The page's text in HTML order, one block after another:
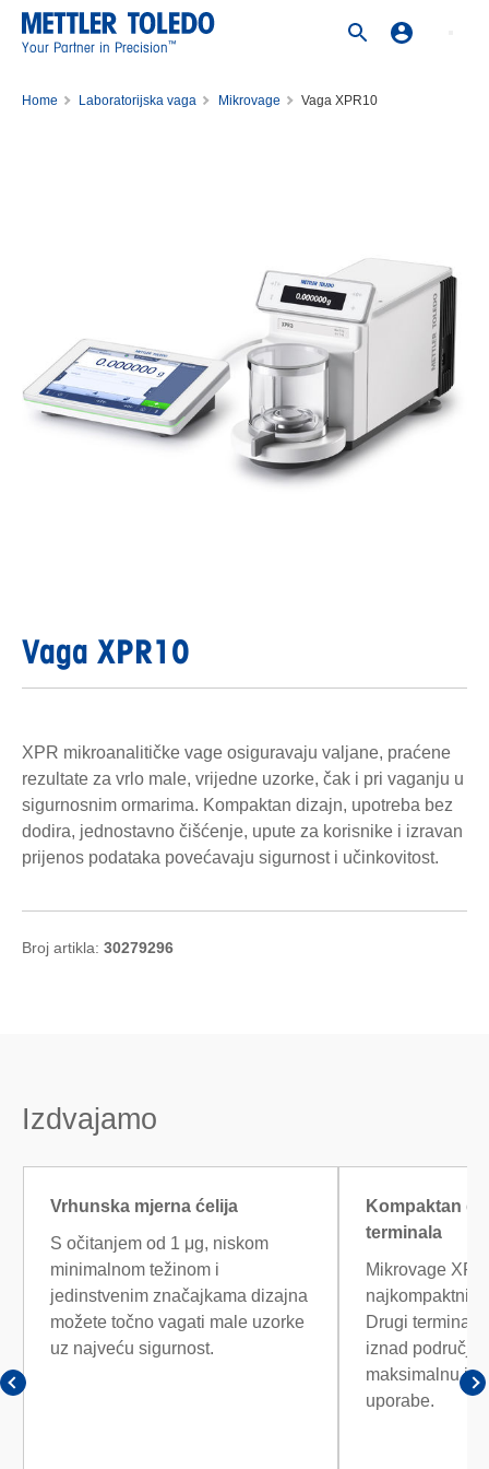
Your Partner in Precision™
Home Laboratorijska vaga Mikrovage Vaga XPR10
Vaga XPR10
XPR mikroanalitičke vage osiguravaju valjane, praćene
rezultate za vrlo male, vrijedne uzorke, čak i pri vaganju u
sigurnosnim ormarima. Kompaktan dizajn, upotreba bez
dodira, jednostavno čišćenje, upute za korisnike i izravan
prijenos podataka povećavaju sigurnost i učinkovitost.
Broj artikla: 30279296
Izdvajamo
Vrhunska mjerna ćelija
S očitanjem od 1 μg, niskom
minimalnom težinom i
jedinstvenim značajkama dizajna
možete točno vagati male uzorke
uz najveću sigurnost.
Kompaktan
terminala
Mikrovage
najkompaktniji
Drugi terminal
iznad područja
maksimalnu
uporabe.